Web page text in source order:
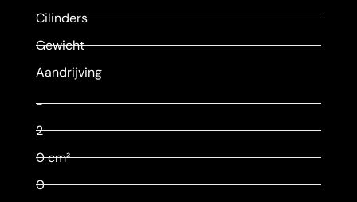
Cilinders
Gewicht
Aandrijving
-
2
0 cm³
0